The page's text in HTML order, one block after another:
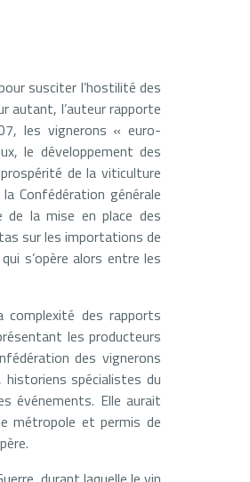
susciter l’hostilité des
autant, l’auteur rapporte
les vignerons « euro-
le développement des
de la viticulture
Confédération générale
de la mise en place des
sur les importations de
s’opère alors entre les
complexité des rapports
les producteurs
des vignerons
historiens spécialistes du
événements. Elle aurait
métropole et permis de